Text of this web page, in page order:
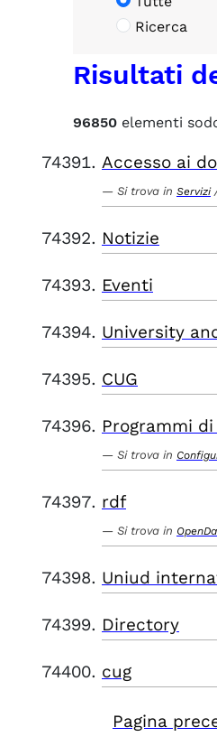
Ricerca
Risultati
96850 elementi
Accesso ai
Si trova in Servizi
Notizie
Eventi
University
CUG
Programmi
Si trova in
rdf
Si trova in
Uniud
Directory
cug
Pagina